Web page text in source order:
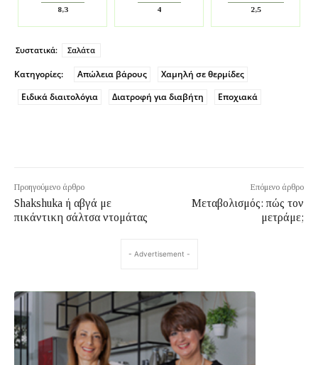
8,3
4
2,5
Συστατικά: Σαλάτα
Κατηγορίες: Απώλεια βάρους
Χαμηλή σε θερμίδες
Ειδικά διαιτολόγια
Διατροφή για διαβήτη Εποχιακά
Προηγούμενο άρθρο
Shakshuka ή αβγά με
πικάντικη σάλτσα ντομάτας
Επόμενο άρθρο
Μεταβολισμός: πώς τον
μετράμε;
- Advertisement -